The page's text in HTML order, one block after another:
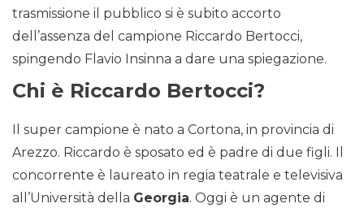
trasmissione il pubblico si è subito accorto
dell’assenza del campione Riccardo Bertocci,
spingendo Flavio Insinna a dare una spiegazione.
Chi è Riccardo Bertocci?
Il super campione è nato a Cortona, in provincia di
Arezzo. Riccardo è sposato ed è padre di due figli. Il
concorrente è laureato in regia teatrale e televisiva
all’Università della Georgia. Oggi è un agente di